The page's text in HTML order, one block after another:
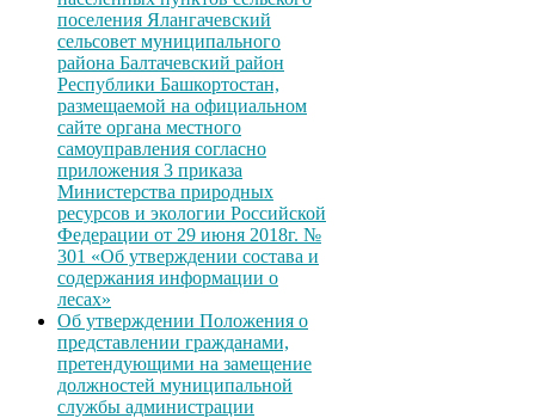
поселения Ялангачевский
сельсовет муниципального
района Балтачевский район
Республики Башкортостан,
размещаемой на официальном
сайте органа местного
самоуправления согласно
приложения 3 приказа
Министерства природных
ресурсов и экологии Российской
Федерации от 29 июня 2018г. №
301 «Об утверждении состава и
содержания информации о
лесах»
Об утверждении Положения о
представлении гражданами,
претендующими на замещение
должностей муниципальной
службы администрации